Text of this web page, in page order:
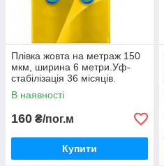
Плівка жовта на метраж 150
мкм, ширина 6 метри.Уф-
стабілізація 36 місяців.
В наявності
160 ₴/пог.м
Купити